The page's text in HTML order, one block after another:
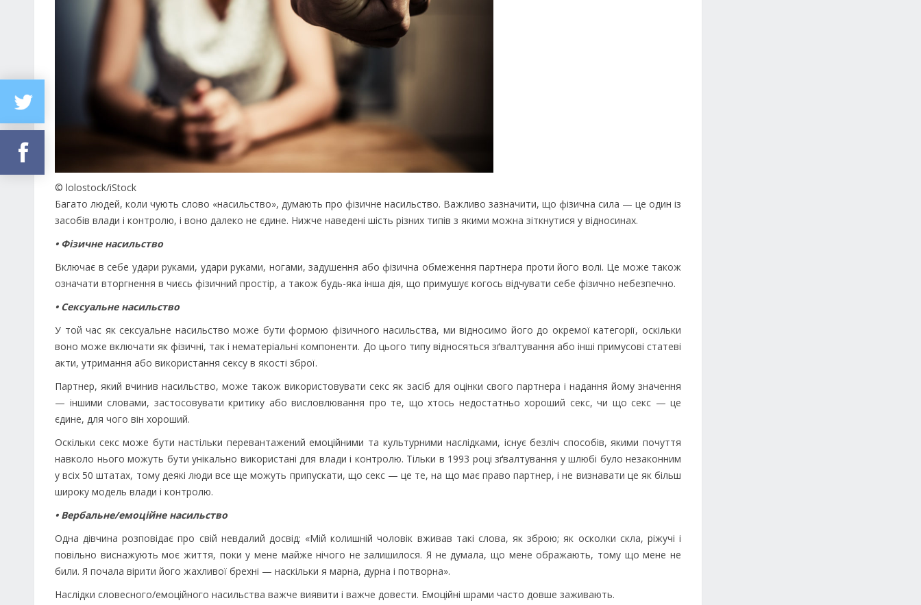
© lolostock/iStock
Багато людей, коли чують слово «насильство», думають про фізичне насильство. Важливо зазначити, що фізична сила — це один із
засобів влади і контролю, і воно далеко не єдине. Нижче наведені шість різних типів з якими можна зіткнутися у відносинах.
• Фізичне насильство
Включає в себе удари руками, удари руками, ногами, задушення або фізична обмеження партнера проти його волі. Це може також
означати вторгнення в чиєсь фізичний простір, а також будь-яка інша дія, що примушує когось відчувати себе фізично небезпечно.
• Сексуальне насильство
У той час як сексуальне насильство може бути формою фізичного насильства, ми відносимо його до окремої категорії, оскільки
воно може включати як фізичні, так і нематеріальні компоненти. До цього типу відносяться зґвалтування або інші примусові статеві
акти, утримання або використання сексу в якості зброї.
Партнер, який вчинив насильство, може також використовувати секс як засіб для оцінки свого партнера і надання йому значення
— іншими словами, застосовувати критику або висловлювання про те, що хтось недостатньо хороший секс, чи що секс — це
єдине, для чого він хороший.
Оскільки секс може бути настільки перевантажений емоційними та культурними наслідками, існує безліч способів, якими почуття
навколо нього можуть бути унікально використані для влади і контролю. Тільки в 1993 році зґвалтування у шлюбі було незаконним
у всіх 50 штатах, тому деякі люди все ще можуть припускати, що секс — це те, на що має право партнер, і не визнавати це як більш
широку модель влади і контролю.
• Вербальне/емоційне насильство
Одна дівчина розповідає про свій невдалий досвід: «Мій колишній чоловік вживав такі слова, як зброю; як осколки скла, ріжучі і
повільно виснажують моє життя, поки у мене майже нічого не залишилося. Я не думала, що мене ображають, тому що мене не
били. Я почала вірити його жахливої брехні — наскільки я марна, дурна і потворна».
Наслідки словесного/емоційного насильства важче виявити і важче довести. Емоційні шрами часто довше заживають.